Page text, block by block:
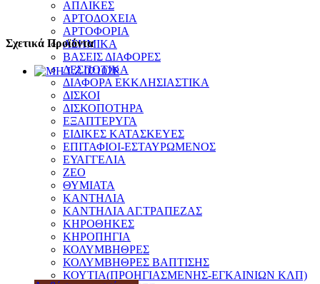
ΑΠΛΙΚΕΣ
ΑΡΤΟΔΟΧΕΙΑ
ΑΡΤΟΦΟΡΙΑ
ΑΣΗΜΙΚΑ
ΒΑΣΕΙΣ ΔΙΑΦΟΡΕΣ
ΔΕΣΠΟΤΙΚΑ
ΔΙΑΦΟΡΑ ΕΚΚΛΗΣΙΑΣΤΙΚΑ
ΔΙΣΚΟΙ
ΔΙΣΚΟΠΟΤΗΡΑ
ΕΞΑΠΤΕΡΥΓΑ
ΕΙΔΙΚΕΣ ΚΑΤΑΣΚΕΥΕΣ
ΕΠΙΤΑΦΙΟΙ-ΕΣΤΑΥΡΩΜΕΝΟΣ
ΕΥΑΓΓΕΛΙΑ
ΖΕΟ
ΘΥΜΙΑΤΑ
ΚΑΝΤΗΛΙΑ
ΚΑΝΤΗΛΙΑ ΑΓ.ΤΡΑΠΕΖΑΣ
ΚΗΡΟΘΗΚΕΣ
ΚΗΡΟΠΗΓΙΑ
ΚΟΛΥΜΒΗΘΡΕΣ
ΚΟΛΥΜΒΗΘΡΕΣ ΒΑΠΤΙΣΗΣ
ΚΟΥΤΙΑ(ΠΡΟΗΓΙΑΣΜΕΝΗΣ-ΕΓΚΑΙΝΙΩΝ ΚΛΠ)
Σχετικά Προϊόντα